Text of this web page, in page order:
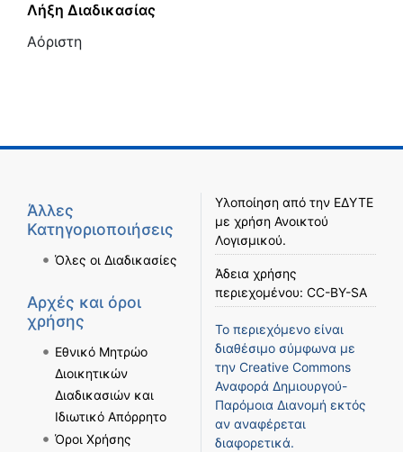
Λήξη Διαδικασίας
Αόριστη
Άλλες
Κατηγοριοποιήσεις
Όλες οι Διαδικασίες
Αρχές και όροι
χρήσης
Εθνικό Μητρώο
Διοικητικών
Διαδικασιών και
Ιδιωτικό Απόρρητο
Όροι Χρήσης
Υλοποίηση από την ΕΔΥΤΕ
με χρήση Ανοικτού
Λογισμικού.
Άδεια χρήσης
περιεχομένου: CC-BY-SA
Το περιεχόμενο είναι
διαθέσιμο σύμφωνα με
την Creative Commons
Αναφορά Δημιουργού-
Παρόμοια Διανομή εκτός
αν αναφέρεται
διαφορετικά.